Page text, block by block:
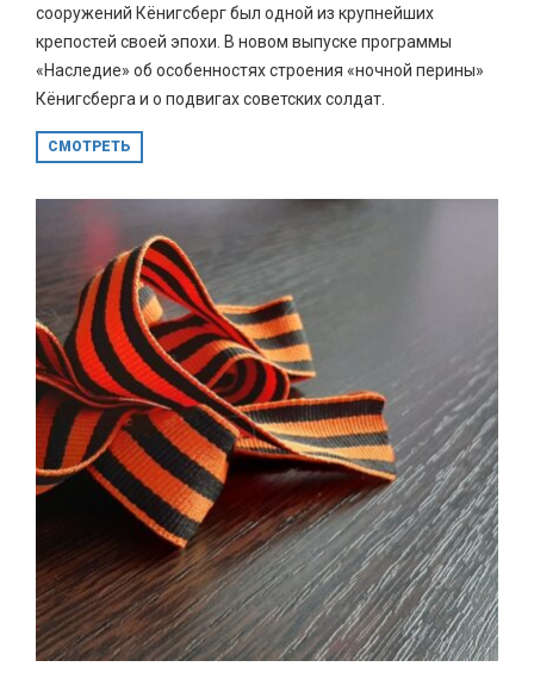
сооружений Кёнигсберг был одной из крупнейших
крепостей своей эпохи. В новом выпуске программы
«Наследие» об особенностях строения «ночной перины»
Кёнигсберга и о подвигах советских солдат.
СМОТРЕТЬ